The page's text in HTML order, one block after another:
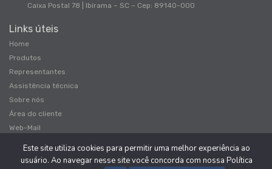
Caixa Postal 78 | Ibirama – SC – Cep: 89140-000
Links úteis
Home
Produtos
Representantes
Assistência técnica
Sobre nós
Área do cliente
Web-Mail
Este site utiliza cookies para permitir uma melhor experiência ao
usuário. Ao navegar nesse site você concorda com nossa Política